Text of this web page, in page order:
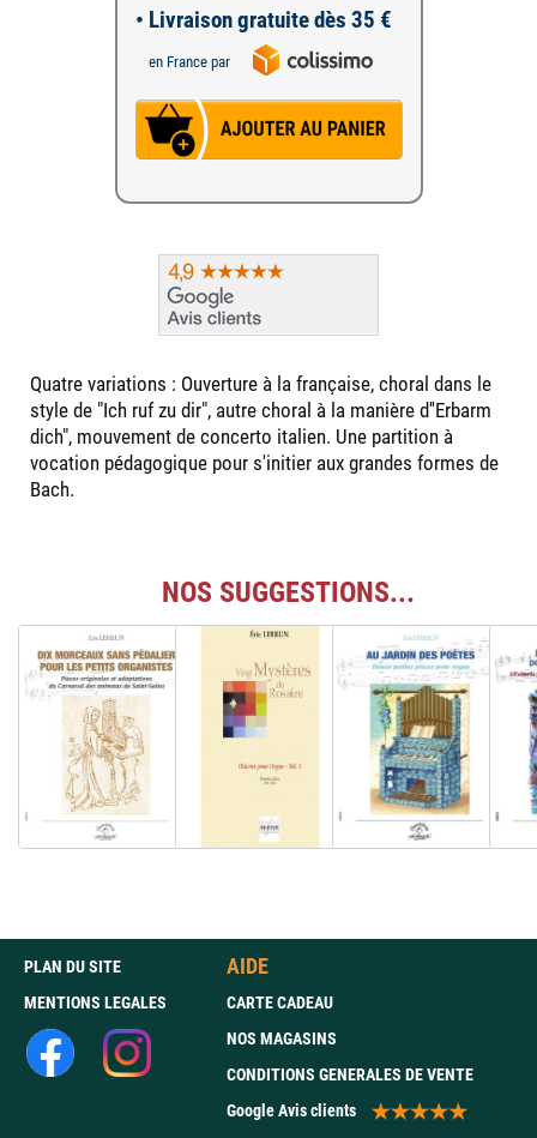
• Livraison gratuite dès 35 €
en France par
Quatre variations : Ouverture à la française, choral dans le
style de "Ich ruf zu dir", autre choral à la manière d''Erbarm
dich", mouvement de concerto italien. Une partition à
vocation pédagogique pour s'initier aux grandes formes de
Bach.
NOS SUGGESTIONS...
PLAN DU SITE
MENTIONS LEGALES
AIDE
CARTE CADEAU
NOS MAGASINS
CONDITIONS GENERALES DE VENTE
Google Avis clients